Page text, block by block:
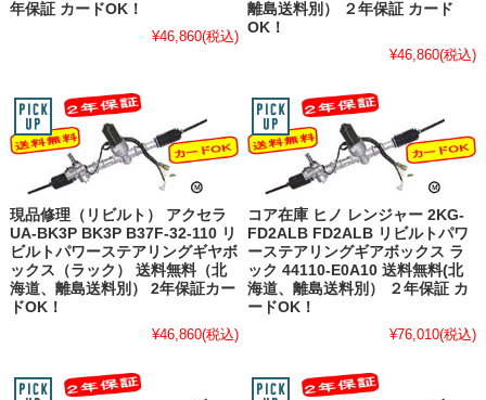
年保証 カードOK！
¥46,860(税込)
離島送料別） ２年保証 カード
OK！
¥46,860(税込)
現品修理（リビルト） アクセラ
UA-BK3P BK3P B37F-32-110 リ
ビルトパワーステアリングギヤボ
ックス（ラック） 送料無料（北
海道、離島送料別） 2年保証カー
ドOK！
¥46,860(税込)
コア在庫 ヒノ レンジャー 2KG-
FD2ALB FD2ALB リビルトパワ
ーステアリングギアボックス ラ
ック 44110-E0A10 送料無料(北
海道、離島送料別） ２年保証 カ
ードOK！
¥76,010(税込)